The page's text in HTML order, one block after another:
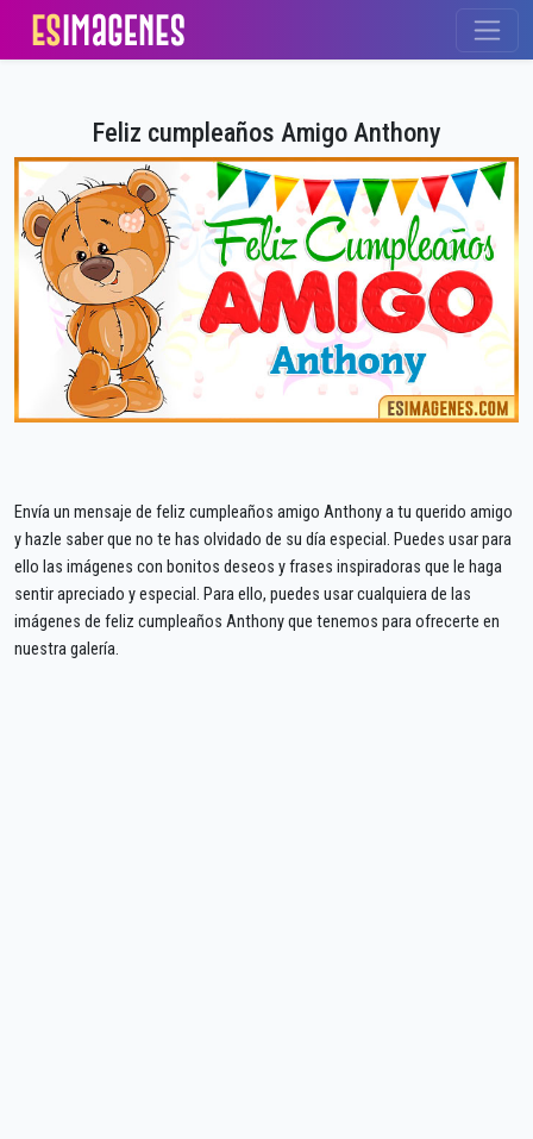
Feliz cumpleaños Amigo Anthony
Envía un mensaje de feliz cumpleaños amigo Anthony a tu querido amigo
y hazle saber que no te has olvidado de su día especial. Puedes usar para
ello las imágenes con bonitos deseos y frases inspiradoras que le haga
sentir apreciado y especial. Para ello, puedes usar cualquiera de las
imágenes de feliz cumpleaños Anthony que tenemos para ofrecerte en
nuestra galería.